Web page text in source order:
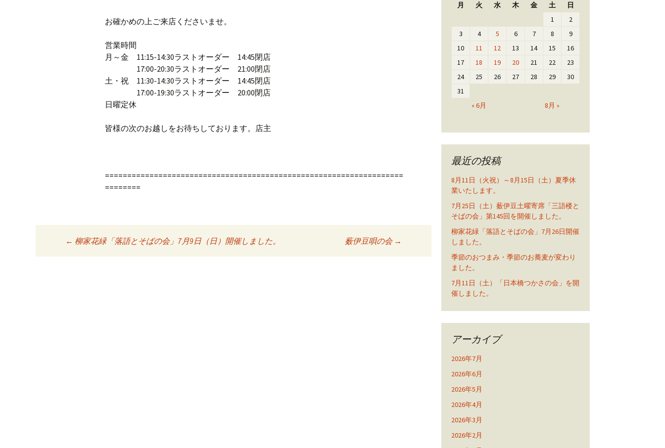
お確かめの上ご来店くださいませ。
営業時間
月～金 11:15-14:30ラストオーダー 14:45閉店
17:00-20:30ラストオーダー 21:00閉店
土・祝 11:30-14:30ラストオーダー 14:45閉店
17:00-19:30ラストオーダー 20:00閉店
日曜定休
皆様の次のお越しをお待ちしております。店主
===================================================================
========
投稿ナビゲーション
← 柳家花緑「落語とそばの会」7月9日（日）開催しました。 薮伊豆唄の会 →
月
火 水 木 金 土 日
« 6月 8月 »
1
2
3
4 5 6 7 8
9
10
11 12 13 14 15
16
17
18 19 20 21 22
23
24
25 26 27 28 29
30
31
最近の投稿
8月11日（火祝）～8月15日（土）夏季休
業いたします。
7月25日（土）薮伊豆土曜寄席「三語楼と
そばの会」第145回を開催しました。
柳家花緑「落語とそばの会」7月26日開催
しました。
季節のおつまみ・季節のお蕎麦が変わり
ました。
7月11日（土）「日本橋つかさの会」を開
催しました。
アーカイブ
2026年7月
2026年6月
2026年5月
2026年4月
2026年3月
2026年2月